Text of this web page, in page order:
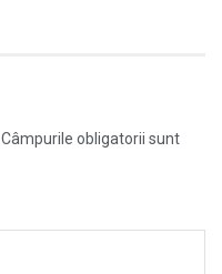
Câmpurile obligatorii sunt